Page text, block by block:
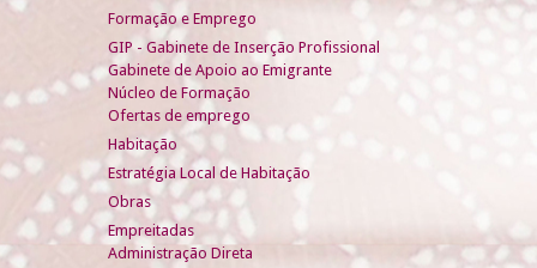
Formação e Emprego
GIP - Gabinete de Inserção Profissional
Gabinete de Apoio ao Emigrante
Núcleo de Formação
Ofertas de emprego
Habitação
Estratégia Local de Habitação
Obras
Empreitadas
Administração Direta